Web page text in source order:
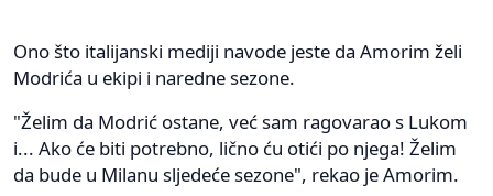
Ono što italijanski mediji navode jeste da Amorim želi
Modrića u ekipi i naredne sezone.
"Želim da Modrić ostane, već sam ragovarao s Lukom
i... Ako će biti potrebno, lično ću otići po njega! Želim
da bude u Milanu sljedeće sezone", rekao je Amorim.